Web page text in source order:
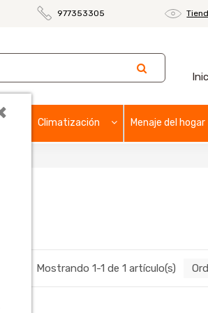
977353305
Climatización Menaje del hogar
Mostrando 1-1 de 1 artículo(s)